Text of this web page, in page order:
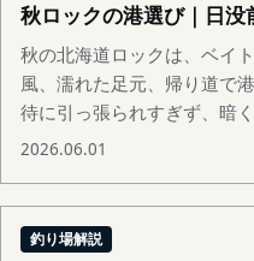
秋ロックの港選び｜日没
秋の北海道ロックは、ベイ
風、濡れた足元、帰り道で
待に引っ張られすぎず、暗
2026.06.01
釣り場解説